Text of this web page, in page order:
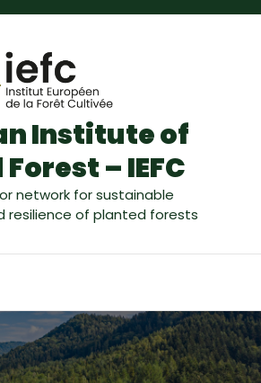
Institute of
– IEFC
network for sustainable
resilience of planted forests